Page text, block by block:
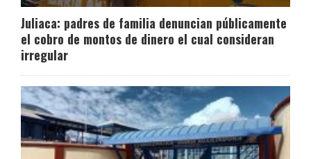
Juliaca: padres de familia denuncian públicamente
el cobro de montos de dinero el cual consideran
irregular